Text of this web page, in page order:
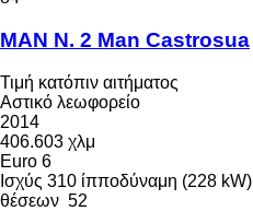
MAN N. 2 Man Castrosua
Τιμή κατόπιν αιτήματος
Αστικό λεωφορείο
2014
406.603 χλμ
Euro 6
Ισχύς 310 ίπποδύναμη (228 kW)
θέσεων 52